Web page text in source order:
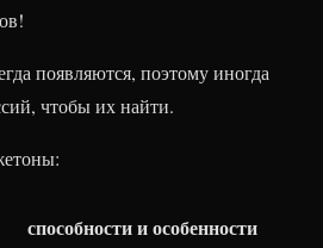
появляются, поэтому иногда
чтобы их найти.
способности и особенности